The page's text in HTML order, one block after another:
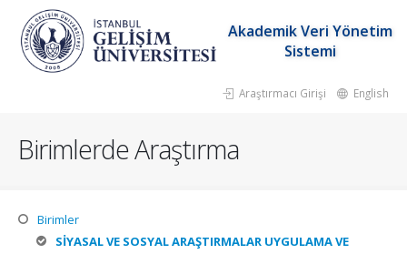
Akademik Veri Yönetim
Sistemi
Araştırmacı Girişi English
Birimlerde Araştırma
Birimler
SİYASAL VE SOSYAL ARAŞTIRMALAR UYGULAMA VE